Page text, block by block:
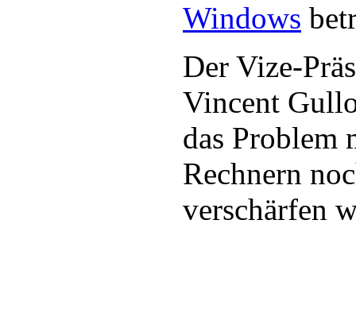
Windows
Der Vize-
Vincent
das Problem
Rechnern
verschärfen